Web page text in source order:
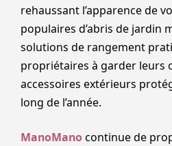
rehaussant l’apparence de
populaires d’abris de jardin
solutions de rangement
propriétaires à garder leurs
accessoires extérieurs
long de l’année.
ManoMano continue de